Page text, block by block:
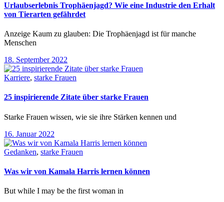
Urlaubserlebnis Trophäenjagd? Wie eine Industrie den Erhalt
von Tierarten gefährdet
Anzeige Kaum zu glauben: Die Trophäenjagd ist für manche
Menschen
18. September 2022
Karriere, starke Frauen
25 inspirierende Zitate über starke Frauen
Starke Frauen wissen, wie sie ihre Stärken kennen und
16. Januar 2022
Gedanken, starke Frauen
Was wir von Kamala Harris lernen können
But while I may be the first woman in